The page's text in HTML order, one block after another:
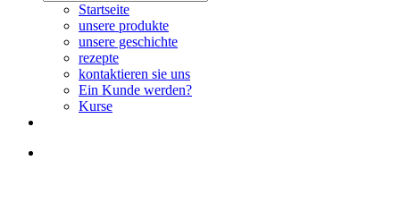
Startseite
unsere produkte
unsere geschichte
rezepte
kontaktieren sie uns
Ein Kunde werden?
Kurse